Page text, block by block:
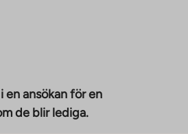
ansökan för en
de blir lediga.